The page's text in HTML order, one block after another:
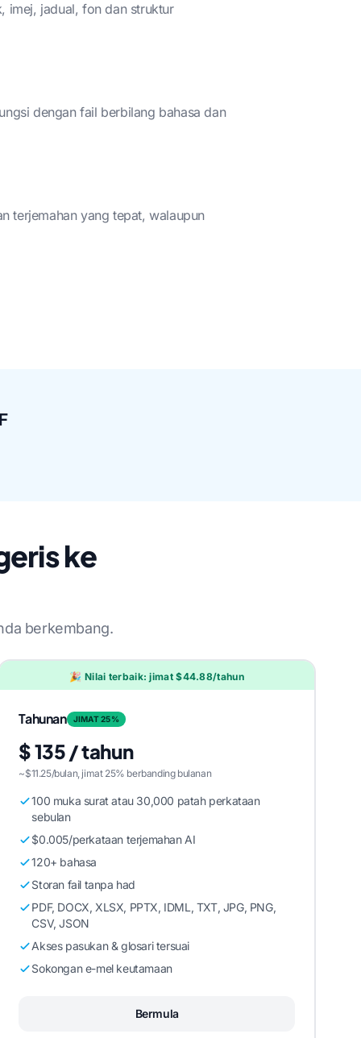
imej, jadual, fon dan struktur
dengan fail berbilang bahasa dan
terjemahan yang tepat, walaupun
ke
berkembang.
🎉 Nilai terbaik: jimat $44.88/tahun
Tahunan JIMAT 25%
$ 135 / tahun
~$11.25/bulan, jimat 25% berbanding bulanan
100 muka surat atau 30,000 patah perkataan
sebulan
$0.005/perkataan terjemahan AI
120+ bahasa
Storan fail tanpa had
PDF, DOCX, XLSX, PPTX, IDML, TXT, JPG, PNG,
CSV, JSON
Akses pasukan & glosari tersuai
Sokongan e-mel keutamaan
Bermula